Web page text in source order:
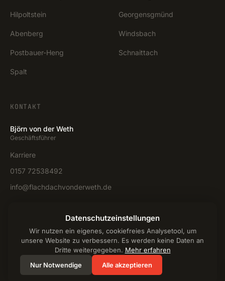
Hilpoltstein Georgensgmünd
Abenberg Windsbach
Postbauer-Heng Schnaittach
Spalt
KONTAKT
Björn von der Weth
Geschäftsführer
Karriere
0157 72538492
info@flachdachvonderweth.de
© 2025 Flachdach von der Weth
Impressum
Datenschutzeinstellungen
Wir nutzen ein eigenes, cookiefreies Analysetool, um
unsere Website zu verbessern. Es werden keine Daten an
Dritte weitergegeben. Mehr erfahren
Nur Notwendige
Alle akzeptieren